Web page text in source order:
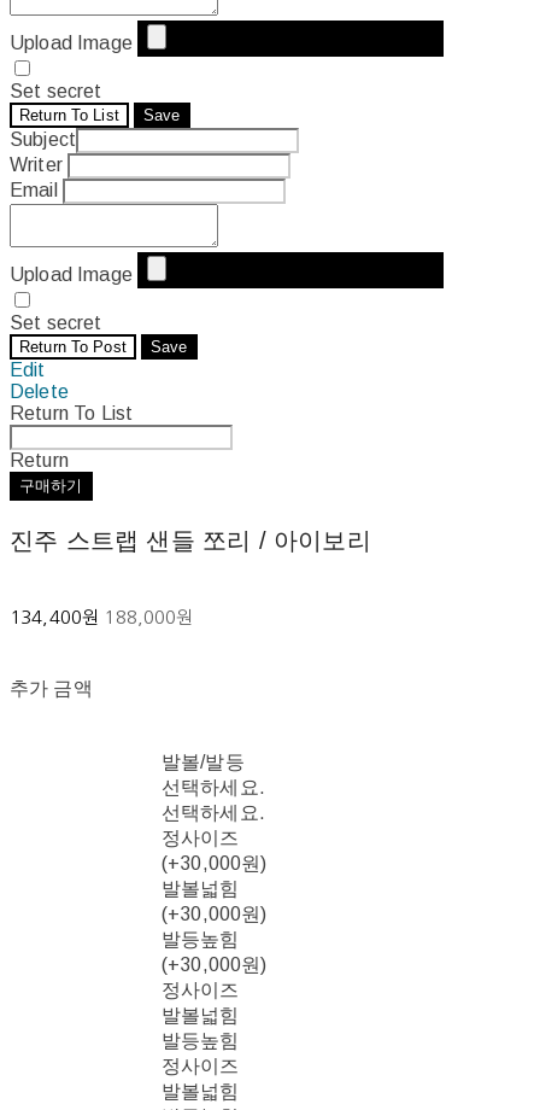
Upload Image
Set secret
Return To List Save
Subject
Writer
Email
Upload Image
Set secret
Return To Post Save
Edit
Delete
Return To List
Return
구매하기
진주 스트랩 샌들 쪼리 / 아이보리
134,400원 188,000원
추가 금액
발볼/발등
선택하세요.
선택하세요.
정사이즈
(+30,000원)
발볼넓힘
(+30,000원)
발등높힘
(+30,000원)
정사이즈
발볼넓힘
발등높힘
정사이즈
발볼넓힘